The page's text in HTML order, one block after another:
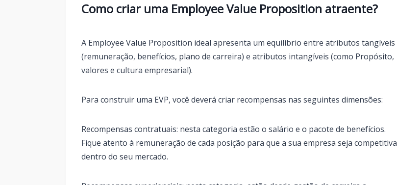
Como criar uma Employee Value Proposition atraente?
A Employee Value Proposition ideal apresenta um equilíbrio entre atributos tangíveis
(remuneração, benefícios, plano de carreira) e atributos intangíveis (como Propósito,
valores e cultura empresarial).
Para construir uma EVP, você deverá criar recompensas nas seguintes dimensões:
Recompensas contratuais: nesta categoria estão o salário e o pacote de benefícios.
Fique atento à remuneração de cada posição para que a sua empresa seja competitiva
dentro do seu mercado.